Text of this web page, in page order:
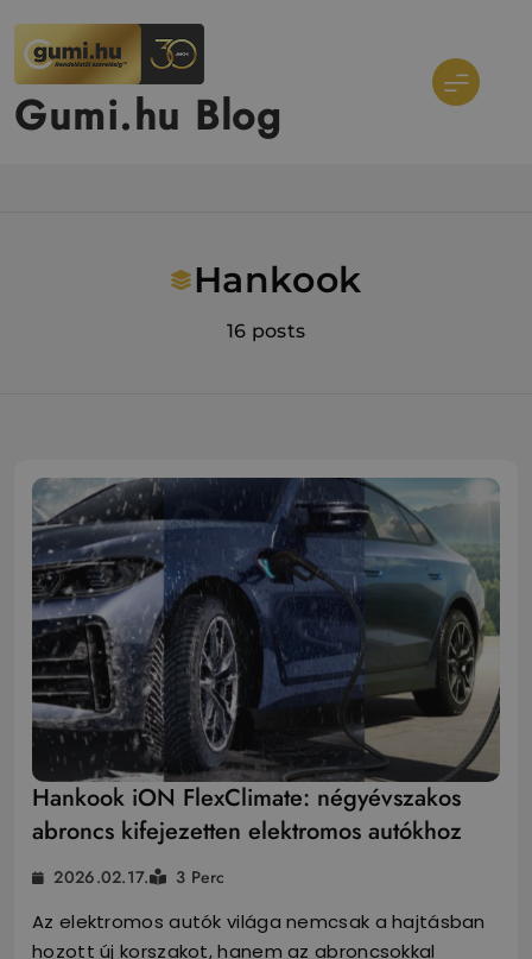
tartalomra
Gumi.hu Blog
Hankook
16 posts
Hankook iON FlexClimate: négyévszakos
abroncs kifejezetten elektromos autókhoz
2026.02.17. 3 Perc
Az elektromos autók világa nemcsak a hajtásban
hozott új korszakot, hanem az abroncsokkal